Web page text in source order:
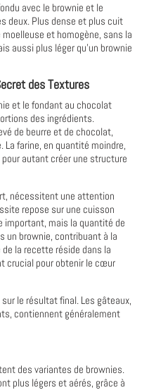
avec le brownie et le
deux. Plus dense et plus cuit
et homogène, sans la
aussi plus léger qu'un brownie
des Textures
et le fondant au chocolat
des ingrédients.
de beurre et de chocolat,
farine, en quantité moindre,
autant créer une structure
nécessitent une attention
repose sur une cuisson
important, mais la quantité de
un brownie, contribuant à la
la recette réside dans la
crucial pour obtenir le cœur
le résultat final. Les gâteaux,
contiennent généralement
des variantes de brownies.
plus légers et aérés, grâce à